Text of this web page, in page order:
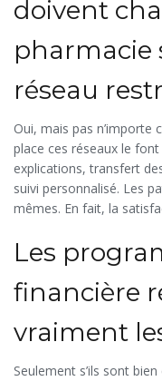
doivent
pharmacie
réseau
Oui, mais pas
place ces réseaux le
explications, transfert
suivi personnalisé. Les
mêmes. En fait, la
Les
financière
vraiment
Seulement s’ils sont